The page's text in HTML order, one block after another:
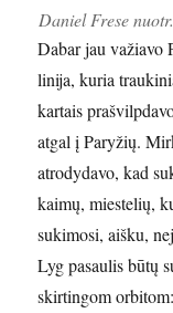
Daniel Frese
Dabar jau važiavo
linija, kuria
kartais
atgal į Paryžių.
atrodydavo, kad
kaimų, miestelių,
sukimosi, aišku,
Lyg pasaulis būtų
skirtingom